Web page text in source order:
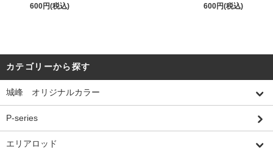
600円(税込)
600円(税込)
カテゴリーから探す
城峰 オリジナルカラー
P-series
エリアロッド